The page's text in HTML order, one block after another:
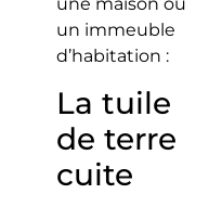
un immeuble
d’habitation :
La tuile
de terre
cuite